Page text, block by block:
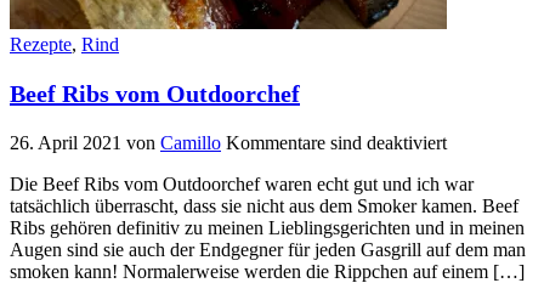
Rezepte, Rind
Beef Ribs vom Outdoorchef
26. April 2021 von Camillo Kommentare sind deaktiviert
Die Beef Ribs vom Outdoorchef waren echt gut und ich war
tatsächlich überrascht, dass sie nicht aus dem Smoker kamen. Beef
Ribs gehören definitiv zu meinen Lieblingsgerichten und in meinen
Augen sind sie auch der Endgegner für jeden Gasgrill auf dem man
smoken kann! Normalerweise werden die Rippchen auf einem […]